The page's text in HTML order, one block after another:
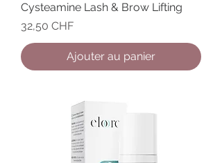
Cysteamine Lash & Brow Lifting
Prix
32,50 CHF
Ajouter au panier